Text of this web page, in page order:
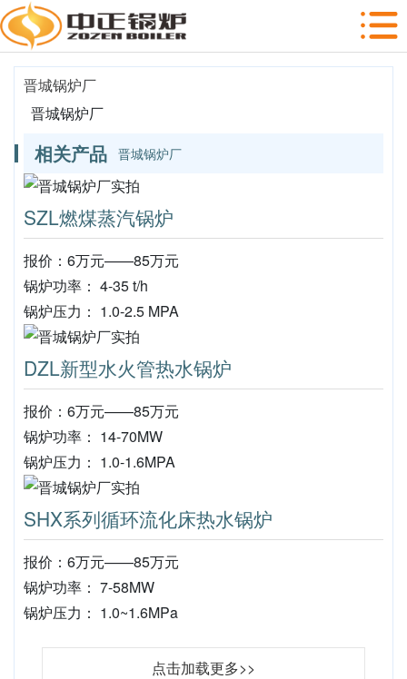
晋城锅炉厂
晋城锅炉厂
相关产品 晋城锅炉厂
SZL燃煤蒸汽锅炉
报价：6万元——85万元
锅炉功率： 4-35 t/h
锅炉压力： 1.0-2.5 MPA
DZL新型水火管热水锅炉
报价：6万元——85万元
锅炉功率： 14-70MW
锅炉压力： 1.0-1.6MPA
SHX系列循环流化床热水锅炉
报价：6万元——85万元
锅炉功率： 7-58MW
锅炉压力： 1.0~1.6MPa
点击加载更多>>